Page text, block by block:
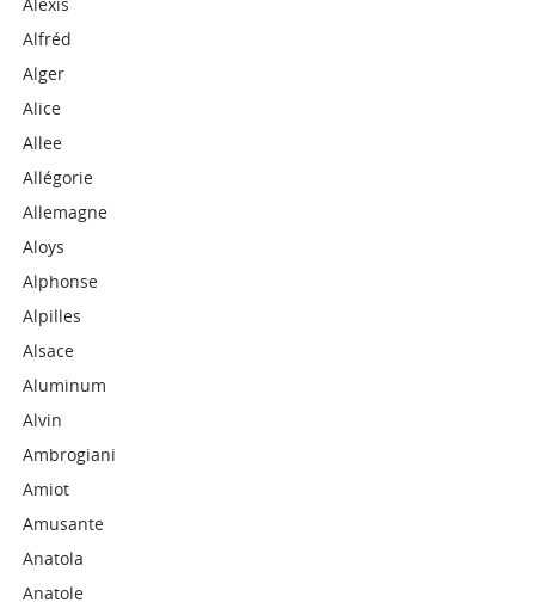
Alfréd
Alger
Alice
Allee
Allégorie
Allemagne
Aloys
Alphonse
Alpilles
Alsace
Aluminum
Alvin
Ambrogiani
Amiot
Amusante
Anatola
Anatole